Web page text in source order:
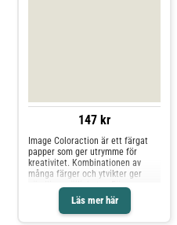
147 kr
Läs mer här
Image Coloraction är ett färgat
papper som ger utrymme för
kreativitet. Kombinationen av
många färger och ytvikter ger
oändliga möjligheter. Färgerna
drar uppmärksamheten åt sig och
ger tydliga signaler i sin
kommunikation. Skapa färgkodade